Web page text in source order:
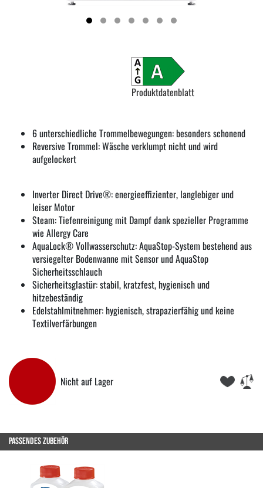
6 unterschiedliche Trommelbewegungen: besonders schonend
Reversive Trommel: Wäsche verklumpt nicht und wird
aufgelockert
Inverter Direct Drive®: energieeffizienter, langlebiger und
leiser Motor
Steam: Tiefenreinigung mit Dampf dank spezieller Programme
wie Allergy Care
AquaLock® Vollwasserschutz: AquaStop-System bestehend aus
versiegelter Bodenwanne mit Sensor und AquaStop
Sicherheitsschlauch
Sicherheitsglastür: stabil, kratzfest, hygienisch und
hitzebeständig
Edelstahlmitnehmer: hygienisch, strapazierfähig und keine
Textilverfärbungen
Nicht auf Lager
Produktdatenblatt
PASSENDES ZUBEHÖR